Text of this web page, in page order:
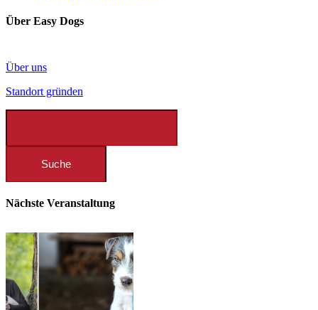
Über Easy Dogs
Über uns
Standort gründen
Nächste Veranstaltung